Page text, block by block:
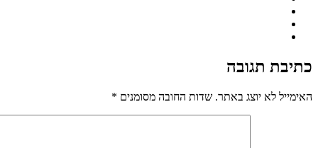
כתיבת תגובה
האימייל לא יוצג באתר. שדות החובה מסומנים *